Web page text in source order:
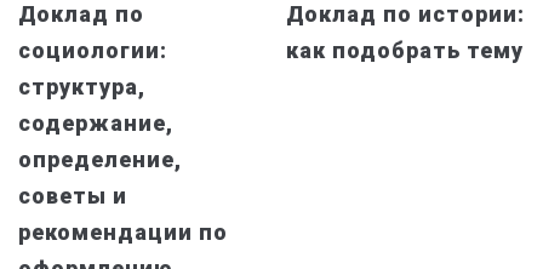
Доклад по
социологии:
структура,
содержание,
определение,
советы и
рекомендации по
Доклад по истории:
как подобрать тему